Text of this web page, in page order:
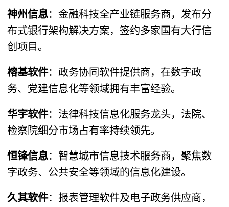
神州信息​：金融科技全产业链服务商，发布分
布式银行架构解决方案，签约多家国有大行信
创项目。
榕基软件​：政务协同软件提供商，在数字政
务、党建信息化等领域拥有丰富经验。
华宇软件​：法律科技信息化服务龙头，法院、
检察院细分市场占有率持续领先。
恒锋信息​：智慧城市信息技术服务商，聚焦数
字政务、公共安全等领域的信息化建设。
久其软件​：报表管理软件及电子政务供应商，